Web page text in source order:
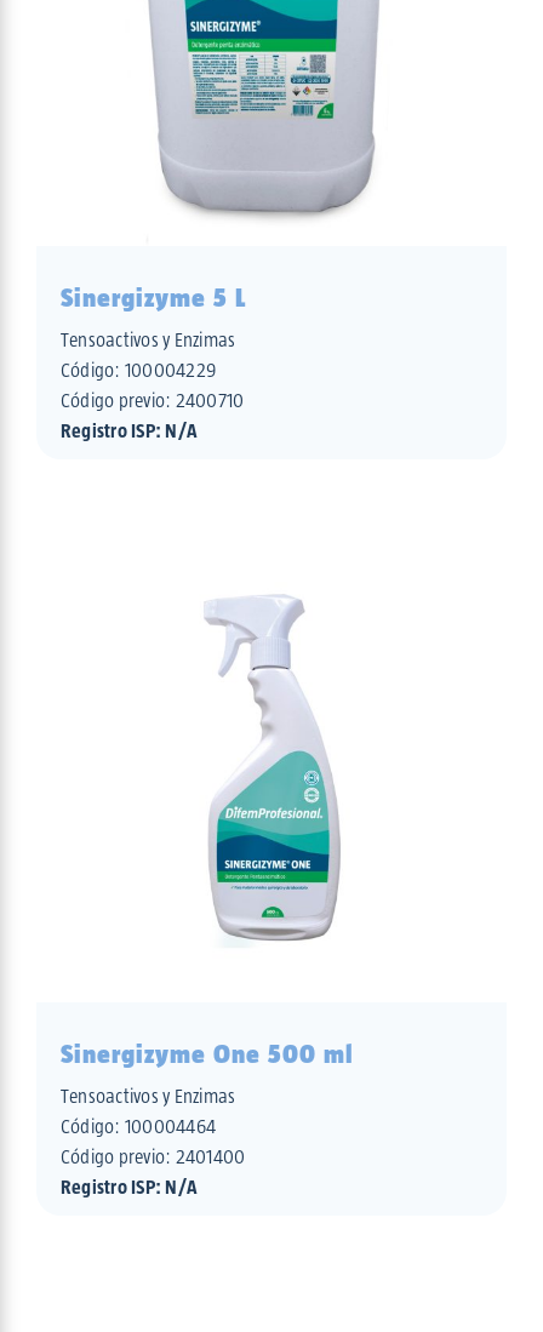
Sinergizyme 5 L
Tensoactivos y Enzimas
Código: 100004229
Código previo: 2400710
Registro ISP: N/A
Sinergizyme One 500 ml
Tensoactivos y Enzimas
Código: 100004464
Código previo: 2401400
Registro ISP: N/A